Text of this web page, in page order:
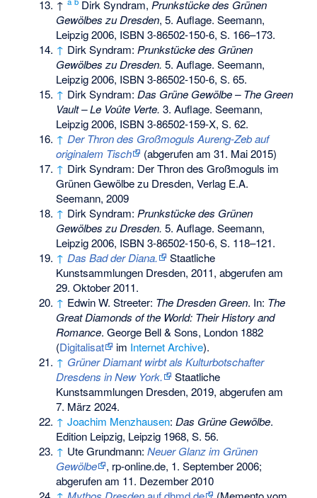
↑
Dirk Syndram, Prunkstücke des Grünen
Gewölbes zu Dresden, 5. Auflage. Seemann,
Leipzig 2006, ISBN 3-86502-150-6, S. 166–173.
↑ Dirk Syndram: Prunkstücke des Grünen
Gewölbes zu Dresden. 5. Auflage. Seemann,
Leipzig 2006, ISBN 3-86502-150-6, S. 65.
↑ Dirk Syndram:Das Grüne Gewölbe – The Green
Vault – Le Voûte Verte. 3. Auflage. Seemann,
Leipzig 2006, ISBN 3-86502-159-X, S. 62.
↑ Der Thron des Großmoguls Aureng-Zeb auf
originalem Tisch
(abgerufen am 31. Mai 2015)
↑ Dirk Syndram: Der Thron des Großmoguls im
Grünen Gewölbe zu Dresden, Verlag E.A.
Seemann, 2009
↑ Dirk Syndram: Prunkstücke des Grünen
Gewölbes zu Dresden. 5. Auflage. Seemann,
Leipzig 2006, ISBN 3-86502-150-6, S. 118–121.
↑ Das Bad der Diana.
Staatliche
Kunstsammlungen Dresden, 2011, abgerufen am
29. Oktober 2011.
↑ Edwin W. Streeter: The Dresden Green. In: The
Great Diamonds of the World: Their History and
Romance. George Bell & Sons, London 1882
(Digitalisat im Internet Archive).
↑ Grüner Diamant wirbt als Kulturbotschafter
Dresdens in New York.
Staatliche
Kunstsammlungen Dresden, 2019, abgerufen am
7. März 2024.
↑ Joachim Menzhausen:Das Grüne Gewölbe.
Edition Leipzig, Leipzig 1968, S. 56.
↑ Ute Grundmann:Neuer Glanz im Grünen
Gewölbe
, rp-online.de, 1. September 2006;
abgerufen am 11. Dezember 2010